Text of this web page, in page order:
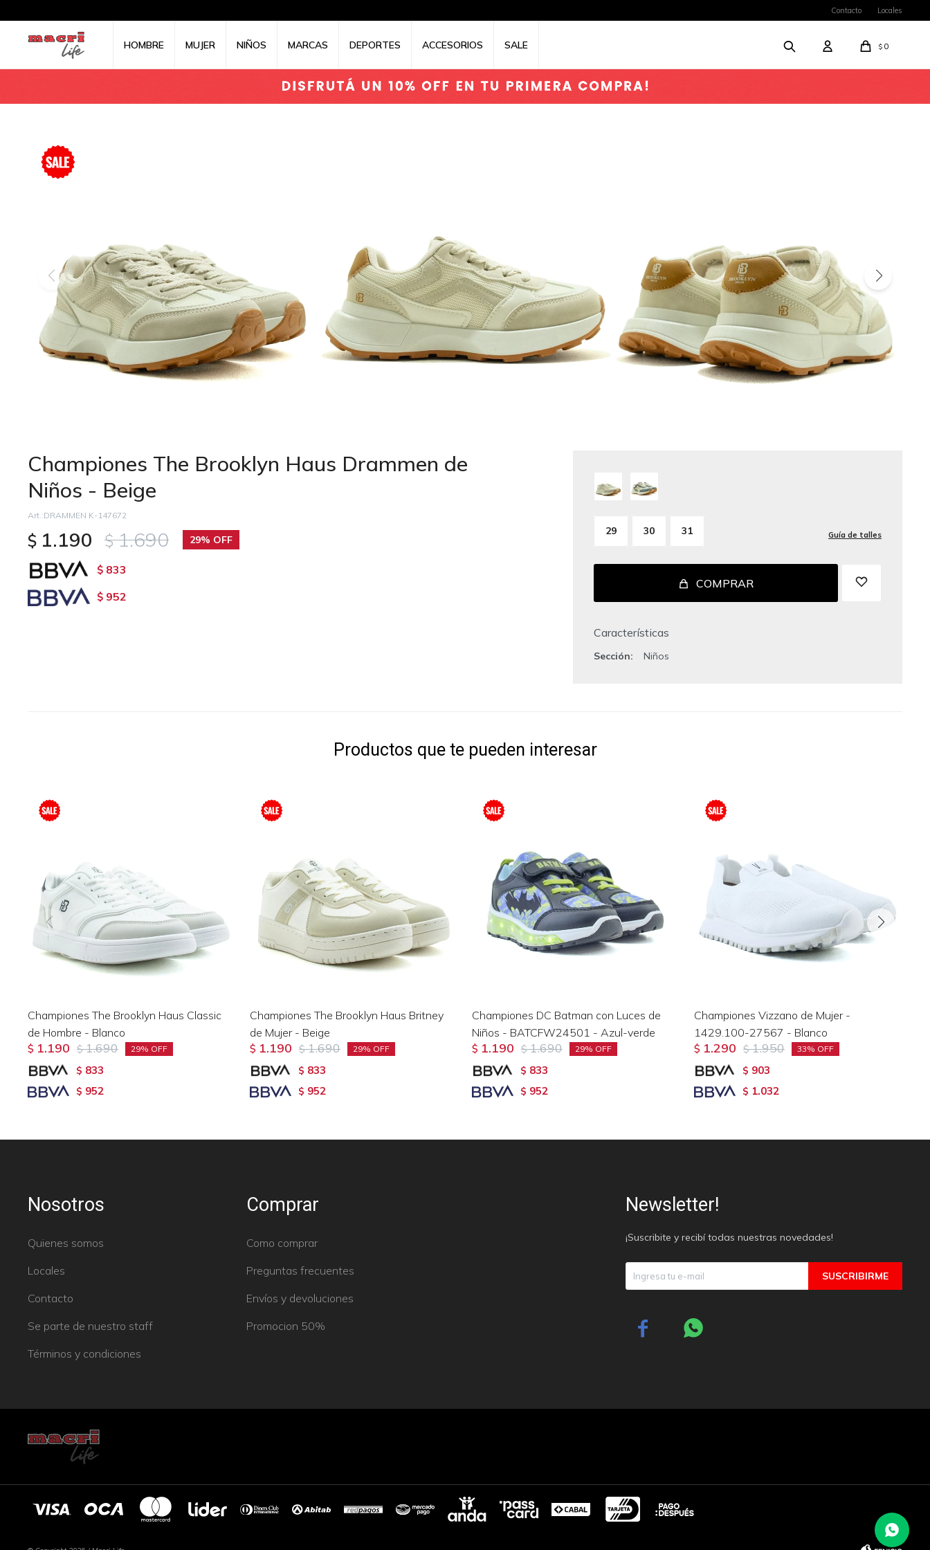
HOMBRE MUJER NIÑOS MARCAS DEPORTES ACCESORIOS SALE $ 0
Contacto Locales
Championes The Brooklyn Haus Drammen de
Niños - Beige
DRAMMEN K-147672
$ 1.190 $ 1.690 29
$ 833
$ 952
29 30 31 Guía de talles
COMPRAR
Características
Sección Niños
Productos que te pueden interesar
Championes The Brooklyn Haus Classic
de Hombre - Blanco
$ 1.190 $ 1.690 29
$ 833
$ 952
Championes The Brooklyn Haus Britney
de Mujer - Beige
$ 1.190 $ 1.690 29
$ 833
$ 952
Championes DC Batman con Luces de
Niños - BATCFW24501 - Azul-verde
$ 1.190 $ 1.690 29
$ 833
$ 952
Championes Vizzano de Mujer -
1429.100-27567 - Blanco
$ 1.290 $ 1.950 33
$ 903
$ 1.032
Nosotros
Quienes somos
Locales
Contacto
Se parte de nuestro staff
Términos y condiciones
Comprar
Como comprar
Preguntas frecuentes
Envíos y devoluciones
Promocion 50%
Newsletter!
¡Suscribite y recibí todas nuestras novedades!
SUSCRIBIRME
 